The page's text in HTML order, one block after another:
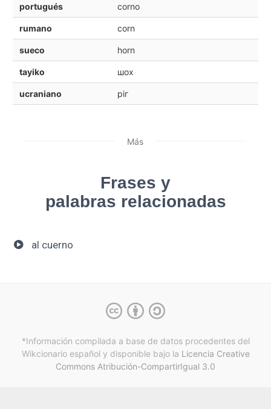
portugués corno
rumano corn
sueco horn
tayiko шох
ucraniano ріг
Más
Frases y
palabras relacionadas
al cuerno
*Información compilada a base de datos procedentes del
Wikcionario español y disponible bajo la Licencia Creative
Commons Atribución-CompartirIgual 3.0